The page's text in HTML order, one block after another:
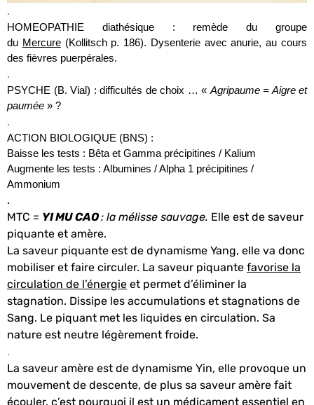
.
HOMEOPATHIE diathésique : remède du groupe
du Mercure(Kollitsch p. 186). Dysenterie avec anurie, au cours
des fièvres puerpérales.
.
PSYCHE (B. Vial) : difficultés de choix … «Agripaume = Aigre et
paumée » ?
.
ACTION BIOLOGIQUE (BNS) :
Baisse les tests : Bêta et Gamma précipitines / Kalium
Augmente les tests : Albumines / Alpha 1 précipitines /
Ammonium
.
MTC = YI MU CAO: la mélisse sauvage. Elle est de saveur
piquante et amère.
La saveur piquante est de dynamisme Yang, elle va donc
mobiliser et faire circuler. La saveur piquante favorise la
circulation de l’énergie et permet d’éliminer la
stagnation. Dissipe les accumulations et stagnations de
Sang. Le piquant met les liquides en circulation. Sa
nature est neutre légèrement froide.
.
La saveur amère est de dynamisme Yin, elle provoque un
mouvement de descente, de plus sa saveur amère fait
écouler, c’est pourquoi il est un médicament essentiel en